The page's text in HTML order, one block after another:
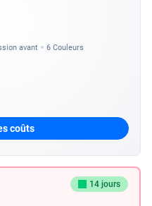
avant 6 Couleurs
coûts
14 jours